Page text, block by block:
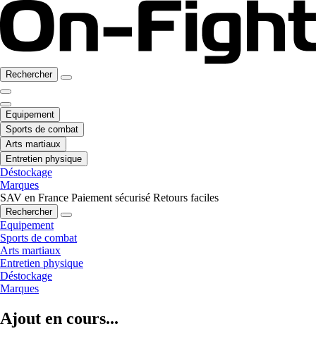
Rechercher
Equipement
Sports de combat
Arts martiaux
Entretien physique
Déstockage
Marques
SAV en France Paiement sécurisé Retours faciles
Rechercher
Equipement
Sports de combat
Arts martiaux
Entretien physique
Déstockage
Marques
Ajout en cours...